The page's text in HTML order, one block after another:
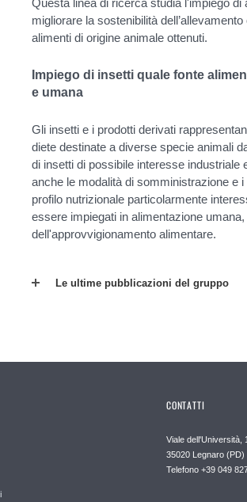
Questa linea di ricerca studia l'impiego
migliorare la sostenibilità
alimenti di origine animale ottenuti.
Impiego di insetti quale fonte
e umana
Gli insetti e i prodotti derivati
diete destinate a diverse specie animali
di insetti di possibile interesse
anche le modalità di somministrazione e
profilo nutrizionale particolarmente
essere impiegati in alimentazione
dell'approvvigionamento alimentare.
Le ultime pubblicazioni del gruppo
CONTATTI
Viale dell'Università,
35020 Legnaro (PD)
Telefono +39 049